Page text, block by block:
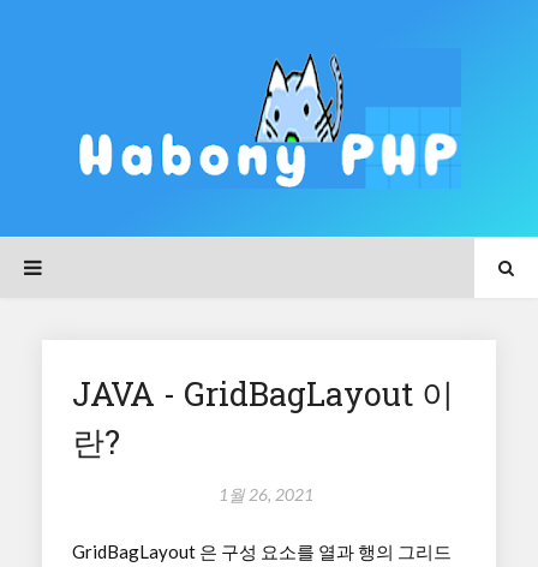
JAVA - GridBagLayout 이
란?
1월 26, 2021
GridBagLayout 은 구성 요소를 열과 행의 그리드